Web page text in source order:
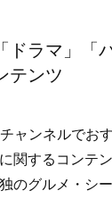
ドラマ」「
テンツ
ャンネルでお
関するコンテ
のグルメ・シ